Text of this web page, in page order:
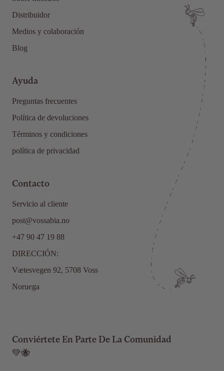
Distribuidor
Medios y colaboración
Blog
Ayuda
Preguntas frecuentes
Política de devoluciones
Términos y condiciones
política de privacidad
Contacto
Servicio al cliente
post@vossabia.no
+47 90 47 19 88
DIRECCIÓN:
Vætesvegen 92, 5708 Voss
Noruega
Conviértete En Parte De La Comunidad
💚🐝